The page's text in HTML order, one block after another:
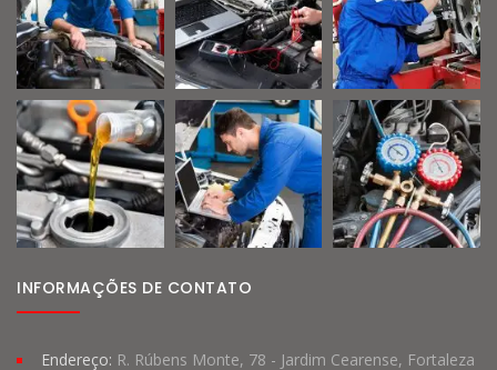
INFORMAÇÕES DE CONTATO
Endereço: R. Rúbens Monte, 78 - Jardim Cearense, Fortaleza